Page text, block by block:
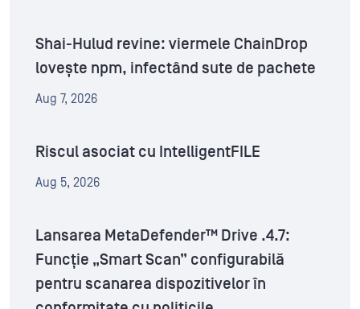
Shai-Hulud revine: viermele ChainDrop
lovește npm, infectând sute de pachete
Aug 7, 2026
Riscul asociat cu IntelligentFILE
Aug 5, 2026
Lansarea MetaDefender™ Drive .4.7:
Funcție „Smart Scan” configurabilă
pentru scanarea dispozitivelor în